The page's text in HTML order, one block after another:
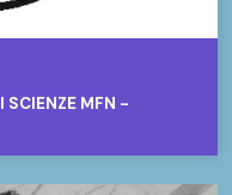
SCIENZE MFN -